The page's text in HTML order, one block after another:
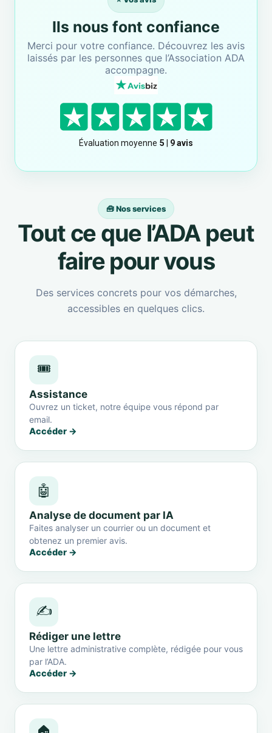
Ils nous font confiance
Merci pour votre confiance. Découvrez les avis
laissés par les personnes que l’Association ADA
accompagne.
🧰 Nos services
Tout ce que l’ADA peut
faire pour vous
Des services concrets pour vos démarches,
accessibles en quelques clics.
🎟️
Assistance
Ouvrez un ticket, notre équipe vous répond par
email.
Accéder →
🤖
Analyse de document par IA
Faites analyser un courrier ou un document et
obtenez un premier avis.
Accéder →
✍️
Rédiger une lettre
Une lettre administrative complète, rédigée pour vous
par l’ADA.
Accéder →